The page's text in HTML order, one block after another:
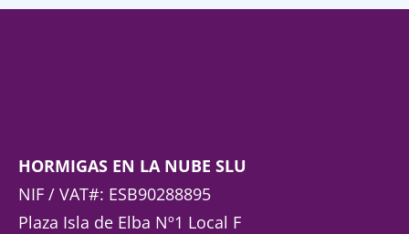
HORMIGAS EN LA NUBE SLU
NIF / VAT#: ESB90288895
Plaza Isla de Elba Nº1 Local F